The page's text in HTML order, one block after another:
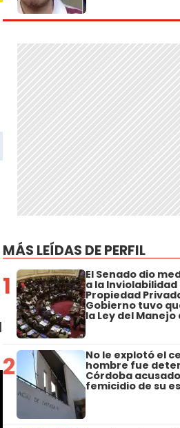
MÁS LEÍDAS DE PERFIL
1 El Senado dio
a la Inviolabilidad
Propiedad
Gobierno tuvo
la Ley del Manejo
2 No le explotó el
hombre fue
Córdoba
femicidio de su